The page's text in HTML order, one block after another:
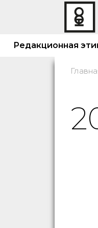
Редакционная